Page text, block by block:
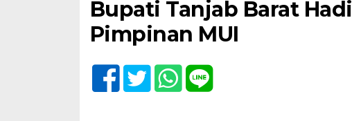
Bupati Tanjab Barat
Pimpinan MUI